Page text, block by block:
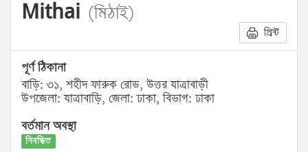
Mithai (মিঠাই)
প্রিন্ট
পূর্ণ ঠিকানা
বাড়ি: ৩১, শহীদ ফারুক রোড, উত্তর যাত্রাবাড়ী
উপজেলা: যাত্রাবাড়ি, জেলা: ঢাকা, বিভাগ: ঢাকা
বর্তমান অবস্থা
নিবন্ধিত